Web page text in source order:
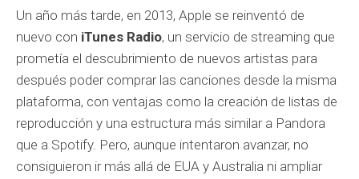
Un año más tarde, en 2013, Apple se reinventó de
nuevo con iTunes Radio, un servicio de streaming que
prometía el descubrimiento de nuevos artistas para
después poder comprar las canciones desde la misma
plataforma, con ventajas como la creación de listas de
reproducción y una estructura más similar a Pandora
que a Spotify. Pero, aunque intentaron avanzar, no
consiguieron ir más allá de EUA y Australia ni ampliar